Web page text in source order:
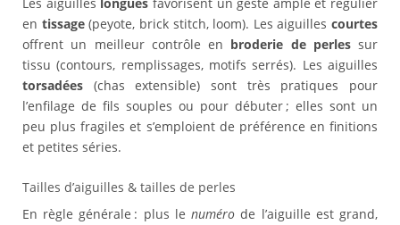
en tissage(peyote, brick stitch, loom). Les aiguilles courtes
offrent un meilleur contrôle en broderie de perlessur
tissu (contours, remplissages, motifs serrés). Les aiguilles
torsadées (chas extensible) sont très pratiques pour
l’enfilage de fils souples ou pour débuter ; elles sont un
peu plus fragiles et s’emploient de préférence en finitions
et petites séries.
Tailles d’aiguilles & tailles de perles
En règle générale : plus lenuméro de l’aiguille est grand,